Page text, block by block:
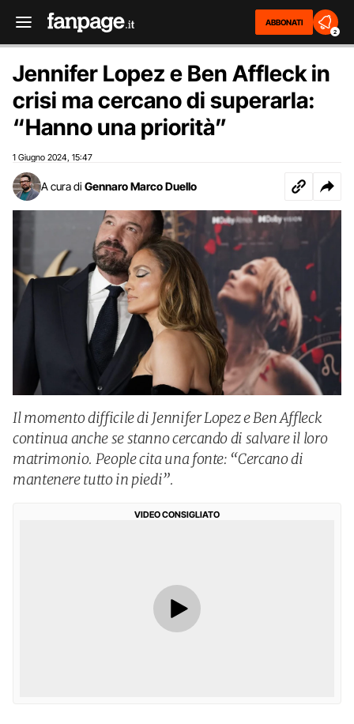
ABBONATI
2
Jennifer Lopez e Ben Affleck in
crisi ma cercano di superarla:
“Hanno una priorità”
1 Giugno 2024 15:47
A cura di Gennaro Marco Duello
Il momento difficile di Jennifer Lopez e Ben Affleck
continua anche se stanno cercando di salvare il loro
matrimonio. People cita una fonte: “Cercano di
mantenere tutto in piedi”.
VIDEO CONSIGLIATO